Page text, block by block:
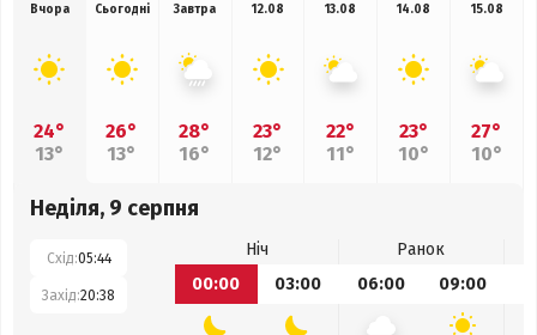
Вчора
24°
13°
Сьогодні
26°
13°
Завтра
28°
16°
12.08
23°
12°
13.08
22°
11°
14.08
23°
10°
15.08
27°
10°
Неділя, 9 серпня
Схід:05:44
Захід:20:38
Ніч
Ранок
00:00
03:00 06:00 09:00